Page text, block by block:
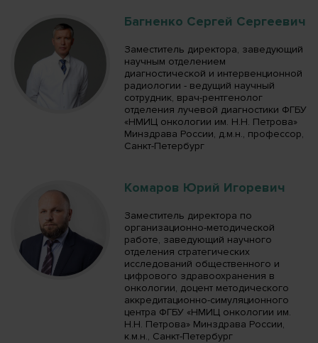
Багненко Сергей Сергеевич
Заместитель директора, заведующий
научным отделением
диагностической и интервенционной
радиологии - ведущий научный
сотрудник, врач-рентгенолог
отделения лучевой диагностики ФГБУ
«НМИЦ онкологии им. Н.Н. Петрова»
Минздрава России, д.м.н., профессор,
Санкт-Петербург
Комаров Юрий Игоревич
Заместитель директора по
организационно-методической
работе, заведующий научного
отделения стратегических
исследований общественного и
цифрового здравоохранения в
онкологии, доцент методического
аккредитационно-симуляционного
центра ФГБУ «НМИЦ онкологии им.
Н.Н. Петрова» Минздрава России,
к.м.н., Санкт-Петербург